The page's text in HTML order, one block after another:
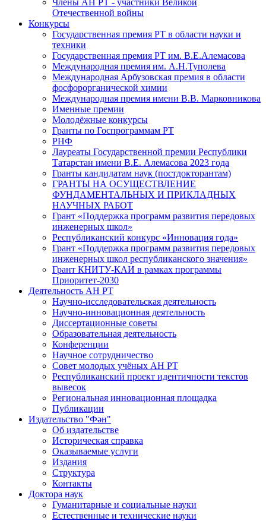
Отечественной войны
Конкурсы
Государственная премия РТ в области науки и
техники
Государственная премия РТ им. В.Е.Алемасова
Международная премия им. А.Н.Туполева
Международная Арбузовская премия в области
фосфорорганической химии
Международная премия имени В.В. Марковникова
Именные премии
Молодёжные конкурсы
Гранты по Госпрограммам РТ
РНФ
Лауреаты Государственной премии Республики
Татарстан имени В.Е. Алемасова 2023 года
Гранты кандидатам наук (постдокторантам)
ГРАНТЫ НА ОСУЩЕСТВЛЕНИЕ
ФУНДАМЕНТАЛЬНЫХ И ПРИКЛАДНЫХ
НАУЧНЫХ РАБОТ
Грант «Поддержка программ развития передовых
инженерных школ»
Республиканский конкурс «Инновация года»
Грант «Поддержка программ развития передовых
инженерных школ республиканского значения»
Грант КНИТУ-КАИ в рамках программы
Приоритет-2030
Деятельность АН РТ
Научно-исследовательская деятельность
Научно-инновационная деятельность
Диссертационные советы
Образовательная деятельность
Конференции
Научное сотрудничество
Совет молодых учёных АН РТ
Республиканский проект идентичности текстов
вывесок
Региональная инновационная площадка
Публикации
Издательство "Фән"
Об издательстве
Историческая справка
Оказываемые услуги
Издания
Структура
Контакты
Доктора наук
Гуманитарные и социальные науки
Естественные и технические науки